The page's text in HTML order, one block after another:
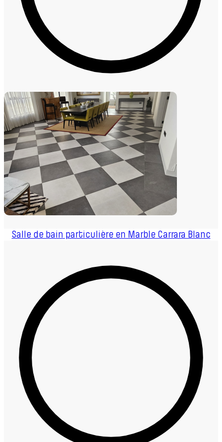
Salle de bain particulière en Marble Carrara Blanc